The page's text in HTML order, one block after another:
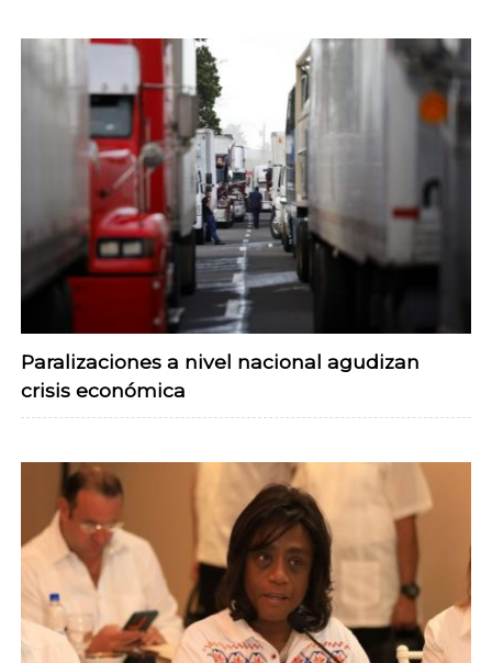
Paralizaciones a nivel nacional agudizan
crisis económica